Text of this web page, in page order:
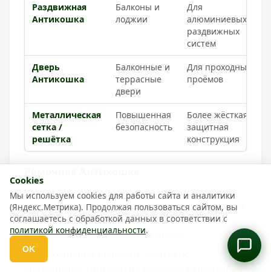
Раздвижная
Антикошка
Балконы и
лоджии
Для
алюминиевых
раздвижных
систем
Дверь
Антикошка
Балконные и
террасные
двери
Для проходных
проёмов
Металлическая
сетка /
решётка
Повышенная
безопасность
Более жёсткая
защитная
конструкция
Рамочная Антикошка – классический вариант
для пластиковых окон. Это алюминиевая рамка
с усиленным полотноm, которая
устанавливается в оконный проём.
Такое решение подходит, если окно
стандартное, питомец не слишком активный, а
Cookies
Мы используем cookies для работы сайта и аналитики
(Яндекс.Метрика). Продолжая пользоваться сайтом, вы
соглашаетесь с обработкой данных в соответствии с
политикой конфиденциальности.
OK